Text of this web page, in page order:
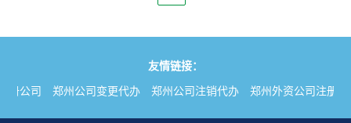
友情链接：
册公司
郑州公司变更代办 郑州公司注销代办 郑州外资公司注册